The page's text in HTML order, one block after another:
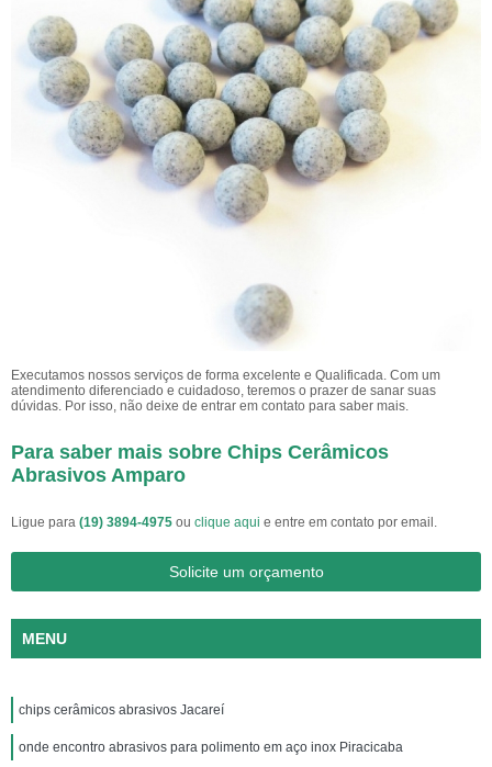
Executamos nossos serviços de forma excelente e Qualificada. Com um
atendimento diferenciado e cuidadoso, teremos o prazer de sanar suas
dúvidas. Por isso, não deixe de entrar em contato para saber mais.
Para saber mais sobre Chips Cerâmicos
Abrasivos Amparo
Ligue para (19) 3894-4975 ou clique aqui e entre em contato por email.
Solicite um orçamento
MENU
chips cerâmicos abrasivos Jacareí
onde encontro abrasivos para polimento em aço inox Piracicaba